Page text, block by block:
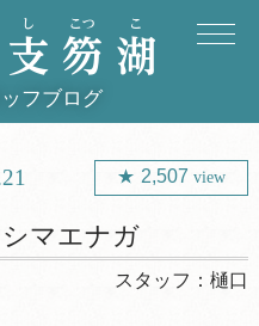
フブログ
2,507view
マエナガ
スタッフ：樋口